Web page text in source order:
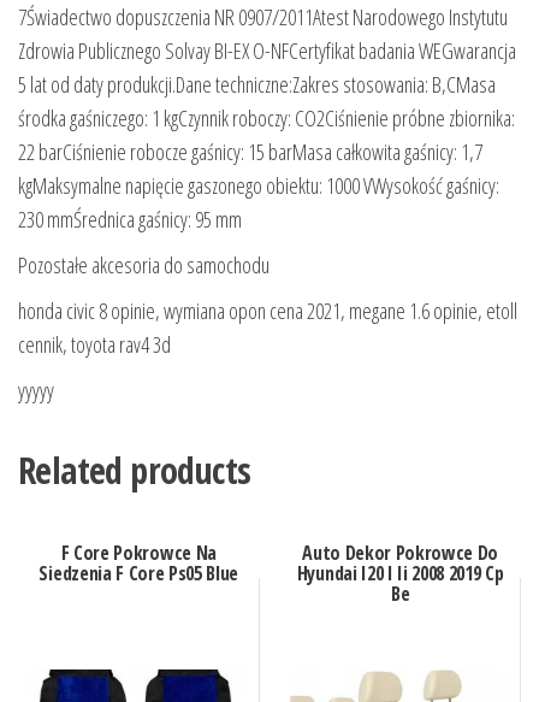
7Świadectwo dopuszczenia NR 0907/2011Atest Narodowego Instytutu
Zdrowia Publicznego Solvay BI-EX O-NFCertyfikat badania WEGwarancja
5 lat od daty produkcji.Dane techniczne:Zakres stosowania: B,CMasa
środka gaśniczego: 1 kgCzynnik roboczy: CO2Ciśnienie próbne zbiornika:
22 barCiśnienie robocze gaśnicy: 15 barMasa całkowita gaśnicy: 1,7
kgMaksymalne napięcie gaszonego obiektu: 1000 VWysokość gaśnicy:
230 mmŚrednica gaśnicy: 95 mm
Pozostałe akcesoria do samochodu
honda civic 8 opinie, wymiana opon cena 2021, megane 1.6 opinie, etoll
cennik, toyota rav4 3d
yyyyy
Related products
F Core Pokrowce Na
Siedzenia F Core Ps05 Blue
Auto Dekor Pokrowce Do
Hyundai I20 I Ii 2008 2019 Cp
Be